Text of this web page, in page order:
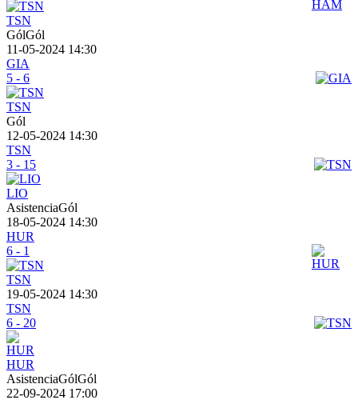
TSN
GólGól
11-05-2024 14:30
GIA
5 - 6
TSN
Gól
12-05-2024 14:30
TSN
3 - 15
LIO
AsistenciaGól
18-05-2024 14:30
HUR
6 - 1
TSN
19-05-2024 14:30
TSN
6 - 20
HUR
AsistenciaGólGól
22-09-2024 17:00